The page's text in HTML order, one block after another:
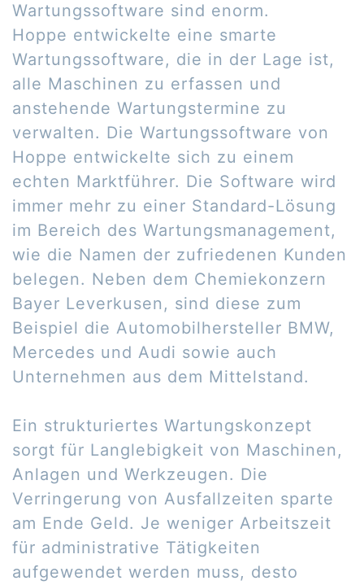
Wartungssoftware sind enorm.
Hoppe entwickelte eine smarte
Wartungssoftware, die in der Lage ist,
alle Maschinen zu erfassen und
anstehende Wartungstermine zu
verwalten. Die Wartungssoftware von
Hoppe entwickelte sich zu einem
echten Marktführer. Die Software wird
immer mehr zu einer Standard-Lösung
im Bereich des Wartungsmanagement,
wie die Namen der zufriedenen Kunden
belegen. Neben dem Chemiekonzern
Bayer Leverkusen, sind diese zum
Beispiel die Automobilhersteller BMW,
Mercedes und Audi sowie auch
Unternehmen aus dem Mittelstand.
Ein strukturiertes Wartungskonzept
sorgt für Langlebigkeit von Maschinen,
Anlagen und Werkzeugen. Die
Verringerung von Ausfallzeiten sparte
am Ende Geld. Je weniger Arbeitszeit
für administrative Tätigkeiten
aufgewendet werden muss, desto